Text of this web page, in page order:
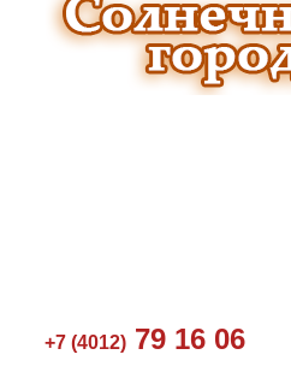
+7 (4012) 79 16 06